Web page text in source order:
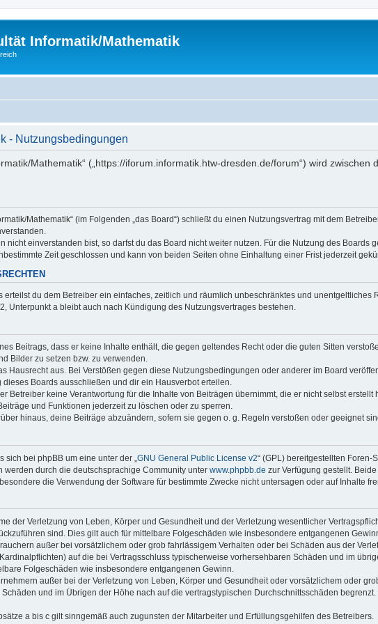
Informatik/Mathematik
- Nutzungsbedingungen
Mathematik“ („https://iforum.informatik.htw-dresden.de/forum“) wird
Mathematik“ (im Folgenden „das Board“) schließt du einen Nutzungsvertrag mit dem
nicht einverstanden bist, so darfst du das Board nicht weiter nutzen. Für die Nutzung des
Zeit geschlossen und kann von beiden Seiten ohne Einhaltung einer Frist jederzeit
erteilst du dem Betreiber ein einfaches, zeitlich und räumlich unbeschränktes und unentgeltliches
Unterpunkt a bleibt auch nach Kündigung des Nutzungsvertrages bestehen.
Beitrags, dass er keine Inhalte enthält, die gegen geltendes Recht oder die guten Sitten
Bilder zu setzen bzw. zu verwenden.
Hausrecht aus. Bei Verstößen gegen diese Nutzungsbedingungen oder anderer im Board
Boards ausschließen und dir ein Hausverbot erteilen.
Betreiber keine Verantwortung für die Inhalte von Beiträgen übernimmt, die er nicht selbst
und Funktionen jederzeit zu löschen oder zu sperren.
hinaus, deine Beiträge abzuändern, sofern sie gegen o. g. Regeln verstoßen oder geeignet
bei phpBB um eine unter der „ GNU General Public License v2“ (GPL) bereitgestellten Foren-
werden durch die deutschsprachige Community unter www.phpbb.de zur Verfügung gestellt.
die Verwendung der Software für bestimmte Zwecke nicht untersagen oder auf Inhalte
der Verletzung von Leben, Körper und Gesundheit und der Verletzung wesentlicher
sind. Dies gilt auch für mittelbare Folgeschäden wie insbesondere entgangenen
außer bei vorsätzlichem oder grob fahrlässigem Verhalten oder bei Schäden aus der
auf die bei Vertragsschluss typischerweise vorhersehbaren Schäden und im
Folgeschäden wie insbesondere entgangenen Gewinn.
außer bei der Verletzung von Leben, Körper und Gesundheit oder vorsätzlichem oder
und im Übrigen der Höhe nach auf die vertragstypischen Durchschnittsschäden
a bis c gilt sinngemäß auch zugunsten der Mitarbeiter und Erfüllungsgehilfen des Betreibers.